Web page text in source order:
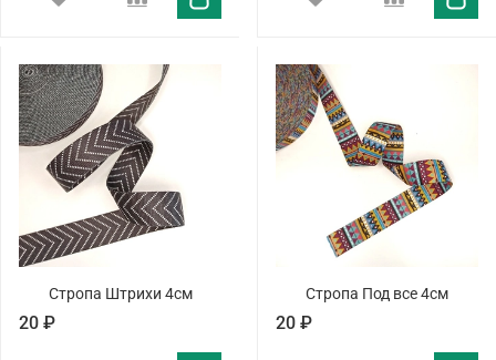
Стропа Штрихи 4см
20 ₽
Стропа Под все 4см
20 ₽